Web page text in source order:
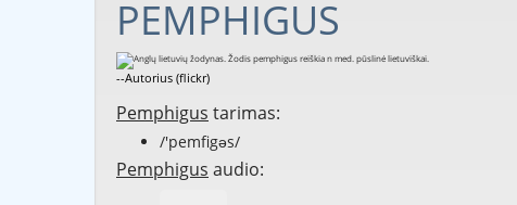
PEMPHIGUS
--Autorius (flickr)
Pemphigus tarimas:
/'pemfigəs/
Pemphigus audio: